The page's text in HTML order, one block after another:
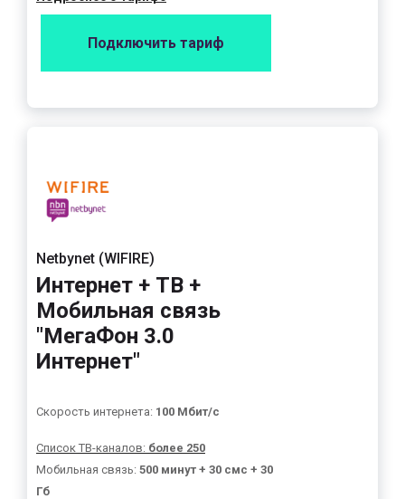
Подключить тариф
Netbynet (WIFIRE)
Интернет + ТВ +
Мобильная связь
"МегаФон 3.0
Интернет"
Скорость интернета: 100 Мбит/с
Список ТВ-каналов: более 250
Мобильная связь: 500 минут + 30 смс + 30
Гб